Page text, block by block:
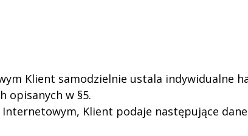
Klient samodzielnie ustala indywidualne
opisanych w §5.
Klient podaje następujące